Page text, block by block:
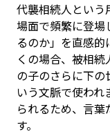
代襲相続人という
場面で頻繁に登場
るのか」を直感
くの場合、被相
の子のさらに下の
いう文脈で使わ
られるため、言
す。